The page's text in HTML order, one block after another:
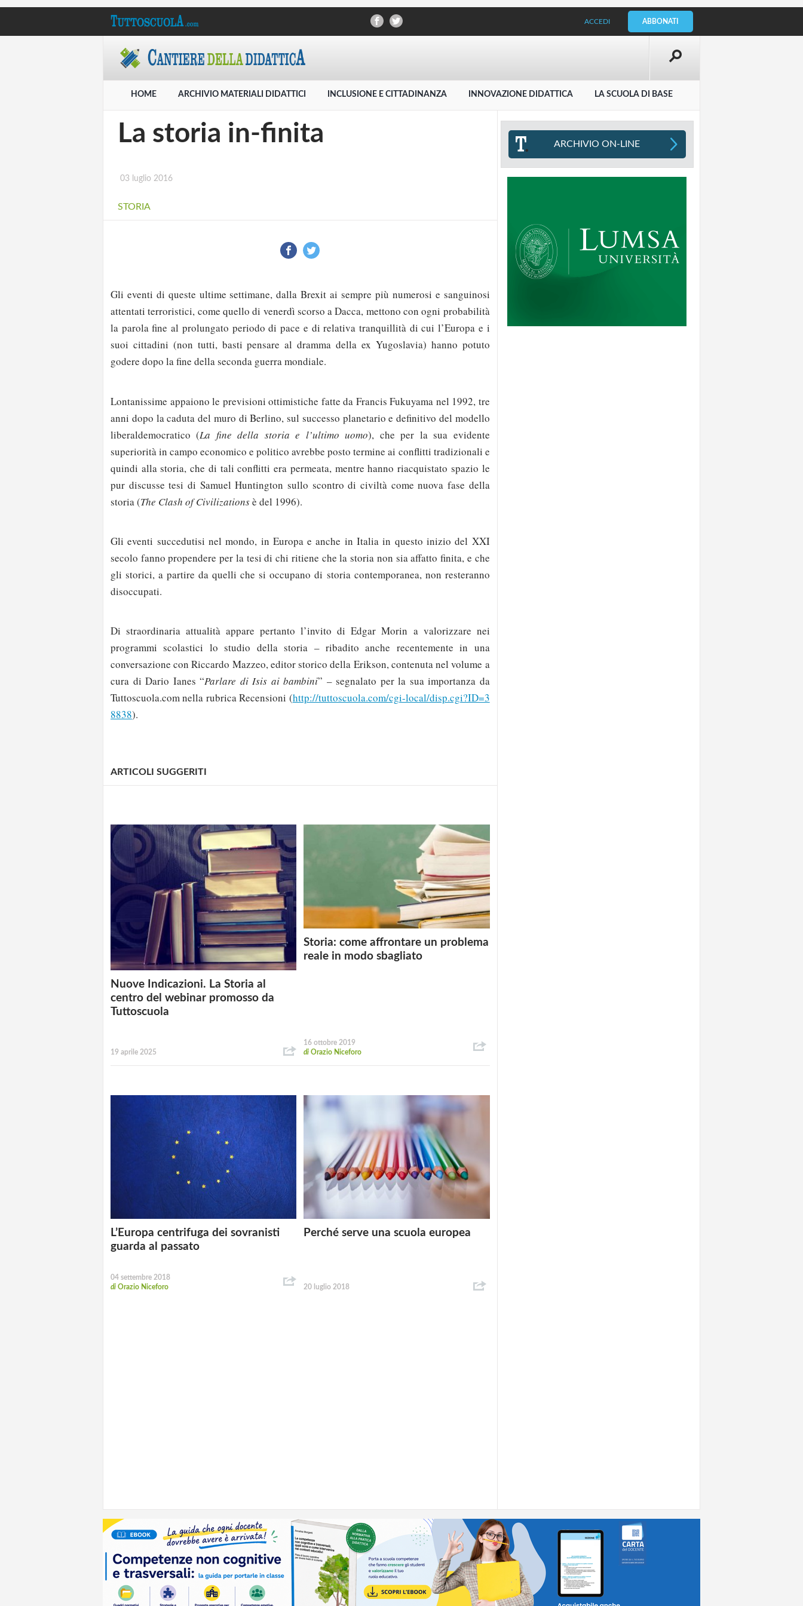
ACCEDI ABBONATI
HOME ARCHIVIO MATERIALI DIDATTICI INCLUSIONE E CITTADINANZA INNOVAZIONE DIDATTICA LA SCUOLA DI BASE
La storia in-finita
03 luglio 2016
STORIA
Gli eventi di queste ultime settimane, dalla Brexit ai sempre più numerosi e sanguinosi
attentati terroristici, come quello di venerdì scorso a Dacca, mettono con ogni probabilità
la parola fine al prolungato periodo di pace e di relativa tranquillità di cui l’Europa e i
suoi cittadini (non tutti, basti pensare al dramma della ex Yugoslavia) hanno potuto
godere dopo la fine della seconda guerra mondiale.
Lontanissime appaiono le previsioni ottimistiche fatte da Francis Fukuyama nel 1992, tre
anni dopo la caduta del muro di Berlino, sul successo planetario e definitivo del modello
liberaldemocratico (La fine della storia e l’ultimo uomo), che per la sua evidente
superiorità in campo economico e politico avrebbe posto termine ai conflitti tradizionali e
quindi alla storia, che di tali conflitti era permeata, mentre hanno riacquistato spazio le
pur discusse tesi di Samuel Huntington sullo scontro di civiltà come nuova fase della
storia (The Clash of Civilizationsè del 1996).
Gli eventi succedutisi nel mondo, in Europa e anche in Italia in questo inizio del XXI
secolo fanno propendere per la tesi di chi ritiene che la storia non sia affatto finita, e che
gli storici, a partire da quelli che si occupano di storia contemporanea, non resteranno
disoccupati.
Di straordinaria attualità appare pertanto l’invito di Edgar Morin a valorizzare nei
programmi scolastici lo studio della storia – ribadito anche recentemente in una
conversazione con Riccardo Mazzeo, editor storico della Erikson, contenuta nel volume a
cura di Dario Ianes “Parlare di Isis ai bambini” – segnalato per la sua importanza da
Tuttoscuola.com nella rubrica Recensioni (http://tuttoscuola.com/cgi-local/disp.cgi?ID=3
8838).
ARTICOLI SUGGERITI
Nuove Indicazioni. La Storia al
centro del webinar promosso da
Tuttoscuola
19 aprile 2025
Storia: come affrontare un problema
reale in modo sbagliato
16 ottobre 2019
diOrazio Niceforo
L’Europa centrifuga dei sovranisti
guarda al passato
04 settembre 2018
di Orazio Niceforo
Perché serve una scuola europea
20 luglio 2018
ARCHIVIO ON-LINE